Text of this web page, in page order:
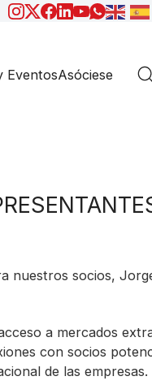
EventosAsóciese
socios,
a mercados
con socios
de las empresas.